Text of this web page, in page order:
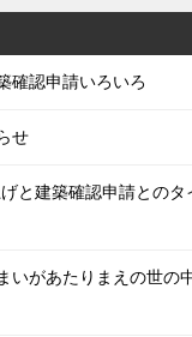
確認申請いろいろ
せ
と建築確認申請との
いがあたりまえの世の